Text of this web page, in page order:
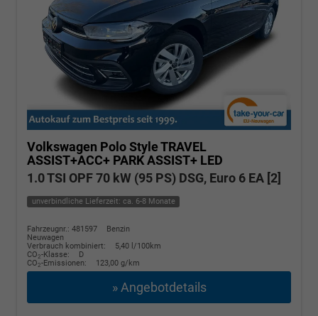
Volkswagen PoloStyle TRAVEL
ASSIST+ACC+ PARK ASSIST+ LED
1.0 TSI OPF 70 kW (95 PS) DSG, Euro 6 EA [2]
unverbindliche Lieferzeit: ca. 6-8 Monate
Fahrzeugnr.: 481597
Benzin
Neuwagen
Verbrauch kombiniert:
5,40 l/100km
CO2-Klasse:
D
CO2-Emissionen: 123,00 g/km
» Angebotdetails